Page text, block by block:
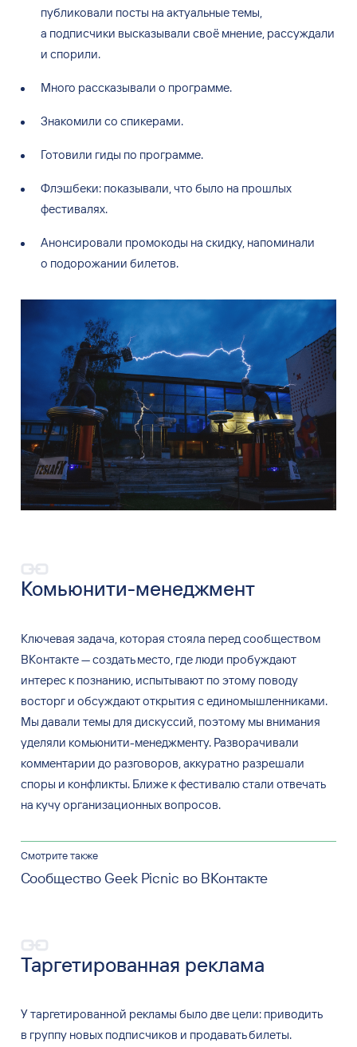
публиковали посты на актуальные темы,
а подписчики высказывали своё мнение, рассуждали
и спорили.
Много рассказывали о программе.
Знакомили со спикерами.
Готовили гиды по программе.
Флэшбеки: показывали, что было на прошлых
фестивалях.
Анонсировали промокоды на скидку, напоминали
о подорожании билетов.
Комьюнити-менеджмент
Ключевая задача, которая стояла перед сообществом
ВКонтакте — создать место, где люди пробуждают
интерес к познанию, испытывают по этому поводу
восторг и обсуждают открытия с единомышленниками.
Мы давали темы для дискуссий, поэтому мы внимания
уделяли комьюнити-менеджменту. Разворачивали
комментарии до разговоров, аккуратно разрешали
споры и конфликты. Ближе к фестивалю стали отвечать
на кучу организационных вопросов.
Смотрите также
Сообщество Geek Picnic во ВКонтакте
Таргетированная реклама
Утаргетированной рекламы было две цели: приводить
в группу новых подписчиков и продавать билеты.